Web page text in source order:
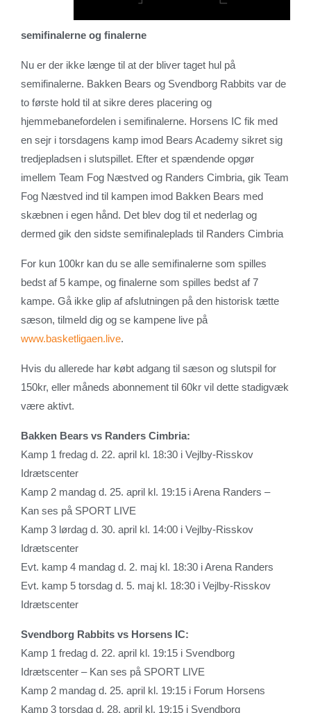
semifinalerne og finalerne
Nu er der ikke længe til at der bliver taget hul på
semifinalerne. Bakken Bears og Svendborg Rabbits var de
to første hold til at sikre deres placering og
hjemmebanefordelen i semifinalerne. Horsens IC fik med
en sejr i torsdagens kamp imod Bears Academy sikret sig
tredjepladsen i slutspillet. Efter et spændende opgør
imellem Team Fog Næstved og Randers Cimbria, gik Team
Fog Næstved ind til kampen imod Bakken Bears med
skæbnen i egen hånd. Det blev dog til et nederlag og
dermed gik den sidste semifinaleplads til Randers Cimbria
For kun 100kr kan du se alle semifinalerne som spilles
bedst af 5 kampe, og finalerne som spilles bedst af 7
kampe. Gå ikke glip af afslutningen på den historisk tætte
sæson, tilmeld dig og se kampene live på
www.basketligaen.live.
Hvis du allerede har købt adgang til sæson og slutspil for
150kr, eller måneds abonnement til 60kr vil dette stadigvæk
være aktivt.
Bakken Bears vs Randers Cimbria:
Kamp 1 fredag d. 22. april kl. 18:30 i Vejlby-Risskov
Idrætscenter
Kamp 2 mandag d. 25. april kl. 19:15 i Arena Randers –
Kan ses på SPORT LIVE
Kamp 3 lørdag d. 30. april kl. 14:00 i Vejlby-Risskov
Idrætscenter
Evt. kamp 4 mandag d. 2. maj kl. 18:30 i Arena Randers
Evt. kamp 5 torsdag d. 5. maj kl. 18:30 i Vejlby-Risskov
Idrætscenter
Svendborg Rabbits vs Horsens IC:
Kamp 1 fredag d. 22. april kl. 19:15 i Svendborg
Idrætscenter – Kan ses på SPORT LIVE
Kamp 2 mandag d. 25. april kl. 19:15 i Forum Horsens
Kamp 3 torsdag d. 28. april kl. 19:15 i Svendborg